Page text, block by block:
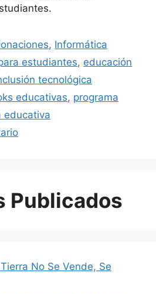
, Informática
estudiantes, educación
tecnológica
educativas, programa
educativa
Publicados
No Se Vende, Se